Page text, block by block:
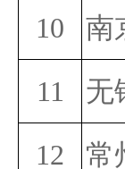
10
南
11
无
12
常